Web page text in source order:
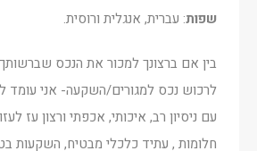
שפות: עברית, אנגלית ורוסית.
בין אם ברצונך למכור את הנכס שברשותך
לרכוש נכס למגורים/השקעה- אני עומד
עם ניסיון רב, איכותי, אכפתי ורצון עז
חלומות , עתיד כלכלי מבטיח, השקעות